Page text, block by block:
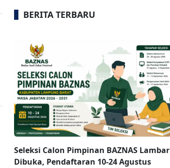
BERITA TERBARU
Seleksi Calon Pimpinan BAZNAS Lambar
Dibuka, Pendaftaran 10-24 Agustus